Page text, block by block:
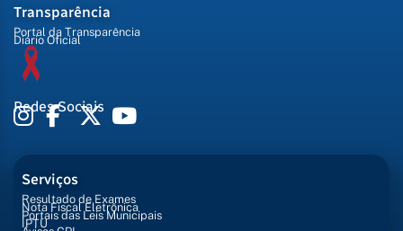
Transparência
Portal da Transparência
Diário Oficial
Redes Sociais
Serviços
Resultado de Exames
Nota Fiscal Eletrônica
Portais das Leis Municipais
IPTU